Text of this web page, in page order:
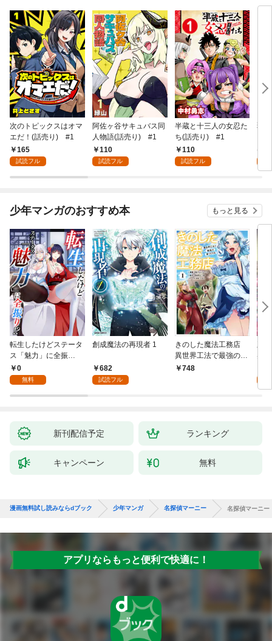
次のトピックスはオマ
エだ！(話売り) #1
165
試読フル
阿佐ヶ谷サキュバス同
人物語(話売り) #1
110
試読フル
半蔵と十三人の女忍た
ち(話売り) #1
110
試読フル
弱
少年マンガのおすすめ本 もっと見る
転生したけどステータ
ス「魅力」に全振
り！？(1)
0
無料
創成魔法の再現者 1
682
試読フル
きのした魔法工務店
異世界工法で最強の家
づくりを（コミック）
748
兆
る
新刊配信予定 ランキング
キャンペーン 無料
漫画無料試し読みならdブック 少年マンガ 名探偵マーニー 名探偵マーニ
アプリならもっと便利で快適に！